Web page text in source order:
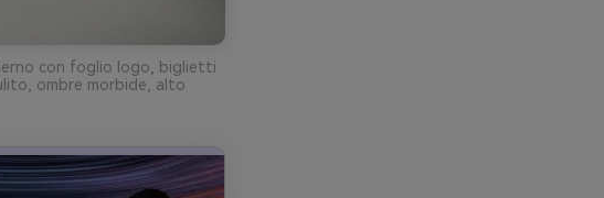
con foglio logo, biglietti
ombre morbide, alto